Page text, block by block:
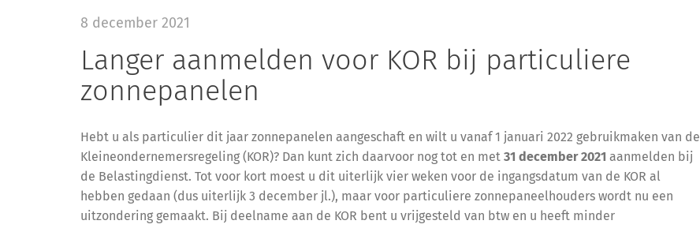
8 december 2021
Langer aanmelden voor KOR bij particuliere
zonnepanelen
Hebt u als particulier dit jaar zonnepanelen aangeschaft en wilt u vanaf 1 januari 2022 gebruikmaken van de
Kleineondernemersregeling (KOR)? Dan kunt zich daarvoor nog tot en met 31 december 2021 aanmelden bij
de Belastingdienst. Tot voor kort moest u dit uiterlijk vier weken voor de ingangsdatum van de KOR al
hebben gedaan (dus uiterlijk 3 december jl.), maar voor particuliere zonnepaneelhouders wordt nu een
uitzondering gemaakt. Bij deelname aan de KOR bent u vrijgesteld van btw en u heeft minder